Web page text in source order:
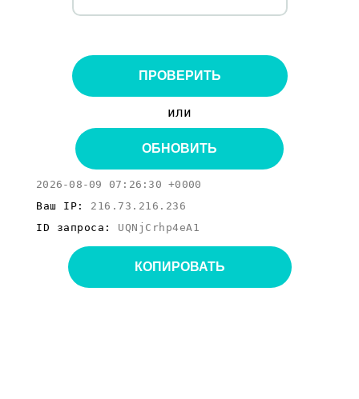
ПРОВЕРИТЬ
или
ОБНОВИТЬ
2026-08-09 07:26:30 +0000
Ваш IP: 216.73.216.236
ID запроса: UQNjCrhp4eA1
КОПИРОВАТЬ